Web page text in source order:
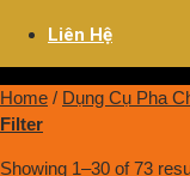
Liên Hệ
Home / Dụng Cụ Pha
Filter
Showing 1–30 of 73